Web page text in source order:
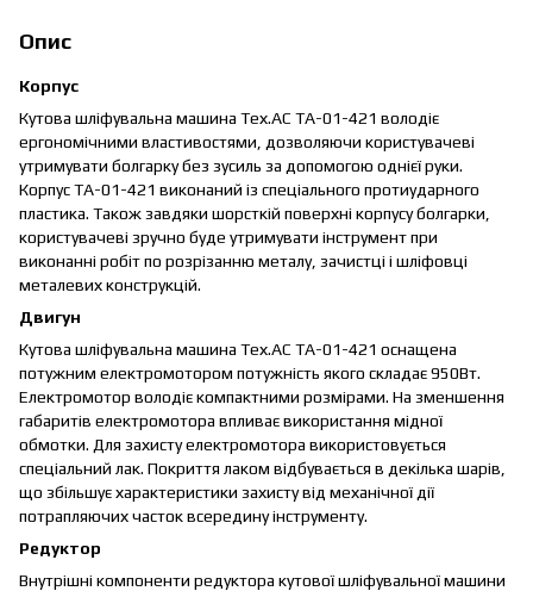
Опис
Корпус
Кутова шліфувальна машина Тех.АС ТА-01-421 володіє
ергономічними властивостями, дозволяючи користувачеві
утримувати болгарку без зусиль за допомогою однієї руки.
Корпус ТА-01-421 виконаний із спеціального протиударного
пластика. Також завдяки шорсткій поверхні корпусу болгарки,
користувачеві зручно буде утримувати інструмент при
виконанні робіт по розрізанню металу, зачистці і шліфовці
металевих конструкцій.
Двигун
Кутова шліфувальна машина Тех.АС ТА-01-421 оснащена
потужним електромотором потужність якого складає 950Вт.
Електромотор володіє компактними розмірами. На зменшення
габаритів електромотора впливає використання мідної
обмотки. Для захисту електромотора використовується
спеціальний лак. Покриття лаком відбувається в декілька шарів,
що збільшує характеристики захисту від механічної дії
потрапляючих часток всередину інструменту.
Редуктор
Внутрішні компоненти редуктора кутової шліфувальної машини